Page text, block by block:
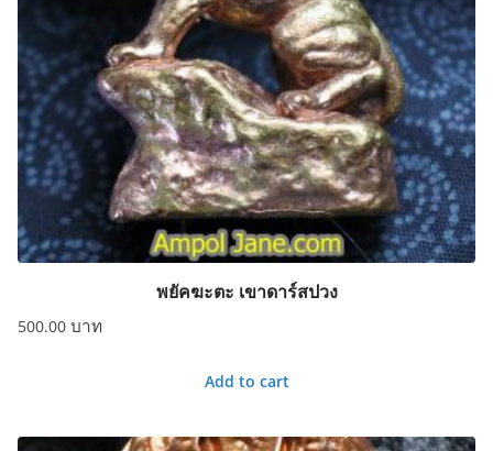
พยัคฆะตะ เขาดาร์สปวง
500.00
Add to cart